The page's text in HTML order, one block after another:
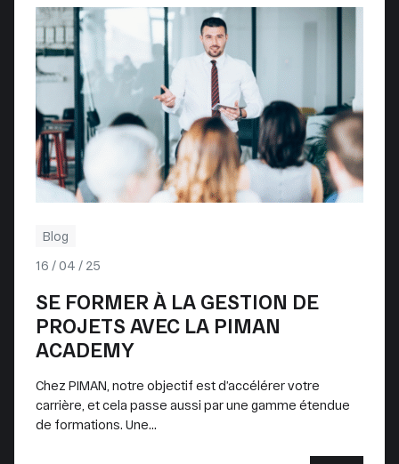
Blog
16 / 04 / 25
SE FORMER À LA GESTION DE
PROJETS AVEC LA PIMAN
ACADEMY
Chez PIMAN, notre objectif est d’accélérer votre
carrière, et cela passe aussi par une gamme étendue
de formations. Une...